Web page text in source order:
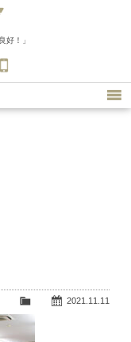
好！」
0139
2021.11.11